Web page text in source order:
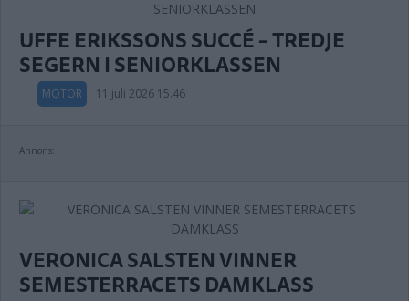
UFFE ERIKSSONS SUCCÉ – TREDJE
SEGERN I SENIORKLASSEN
MOTOR 11 juli 2026 15.46
Annons:
VERONICA SALSTEN VINNER
SEMESTERRACETS DAMKLASS